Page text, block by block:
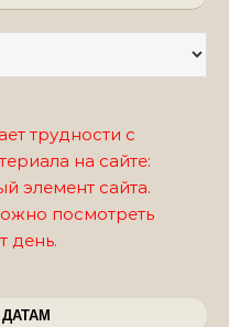
трудности с
на сайте:
элемент сайта.
посмотреть
день.